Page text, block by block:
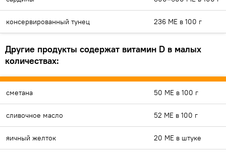
консервированный тунец 236 МЕ в 100 г
Другие продукты содержат витамин D в малых
количествах:
сметана 50 МЕ в 100 г
сливочное масло 52 МЕ в 100 г
яичный желток 20 МЕ в штуке